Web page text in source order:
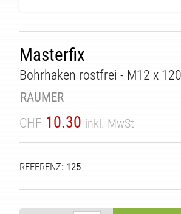
Masterfix
Bohrhaken rostfrei - M12 x
RAUMER
CHF 10.30 inkl. MwSt
REFERENZ: 125